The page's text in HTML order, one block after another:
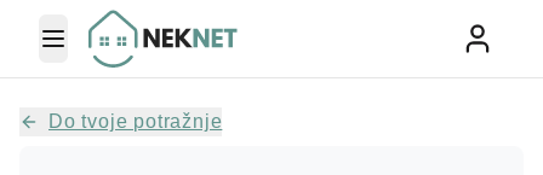
Toggle Menu
Do tvoje potražnje